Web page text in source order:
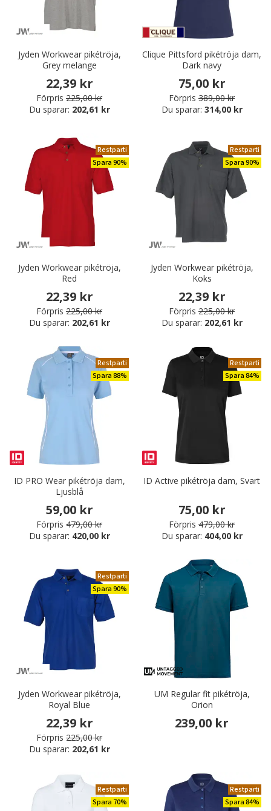
Jyden Workwear pikétröja,
Grey melange
22,39 kr
Förpris 225,00 kr
Du sparar: 202,61 kr
Clique Pittsford pikétröja dam,
Dark navy
75,00 kr
Förpris 389,00 kr
Du sparar: 314,00 kr
Restparti
Spara 90%
Jyden Workwear pikétröja,
Red
22,39 kr
Förpris 225,00 kr
Du sparar: 202,61 kr
Restparti
Spara 90%
Jyden Workwear pikétröja,
Koks
22,39 kr
Förpris 225,00 kr
Du sparar: 202,61 kr
Restparti
Spara 88%
ID PRO Wear pikétröja dam,
Ljusblå
59,00 kr
Förpris 479,00 kr
Du sparar: 420,00 kr
Restparti
Spara 84%
ID Active pikétröja dam, Svart
75,00 kr
Förpris 479,00 kr
Du sparar: 404,00 kr
Restparti
Spara 90%
Jyden Workwear pikétröja,
Royal Blue
22,39 kr
Förpris 225,00 kr
Du sparar: 202,61 kr
UM Regular fit pikétröja,
Orion
239,00 kr
Restparti
Spara 70%
Restparti
Spara 84%